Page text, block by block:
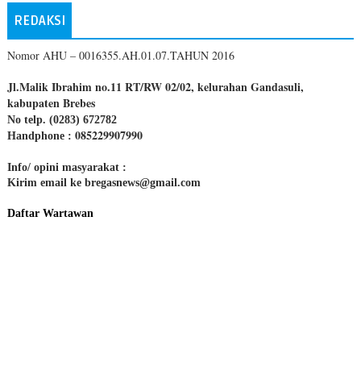
REDAKSI
Nomor AHU – 0016355.AH.01.07.TAHUN 2016
Jl.Malik Ibrahim no.11 RT/RW 02/02, kelurahan Gandasuli,
kabupaten Brebes
No telp. (0283) 672782
Handphone : 085229907990
Info/ opini masyarakat :
Kirim email ke bregasnews@gmail.com
Daftar Wartawan